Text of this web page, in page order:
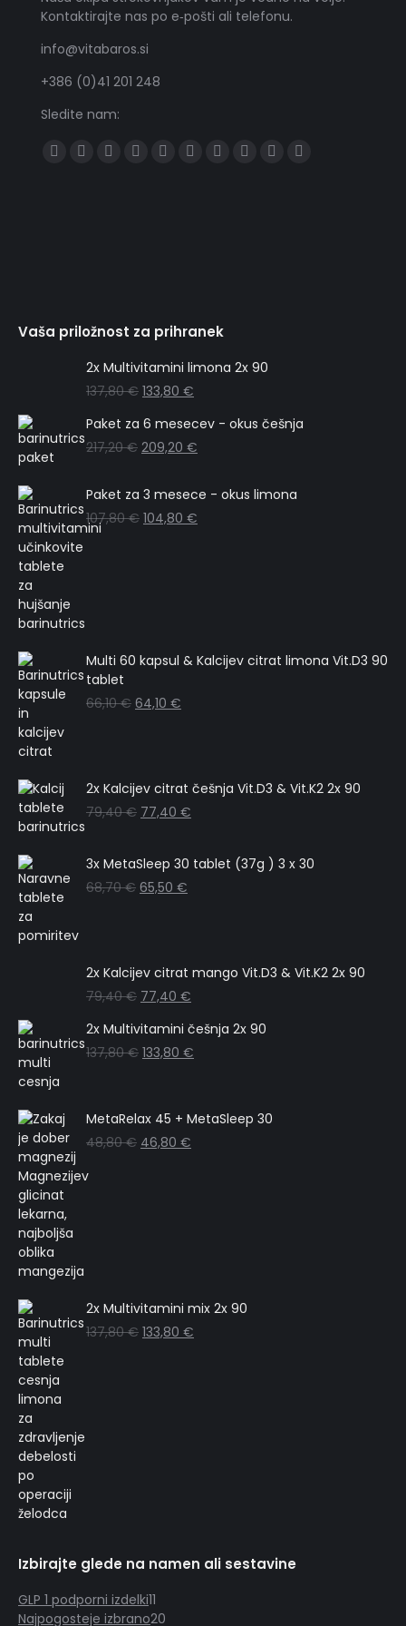
Kontaktirajte nas po e‑pošti ali telefonu.
info@vitabaros.si
+386 (0)41 201 248
Sledite nam:
Find us on:
Všečkajte
SlediteYouTube
SlediteTumblrSlediteSkypeSleditePišiteDelite
Vaša priložnost za prihranek
2x Multivitamini limona 2x 90
137,80€ 133,80 €
Paket za 6 mesecev - okus češnja
217,20€ 209,20 €
Paket za 3 mesece - okus limona
107,80€ 104,80 €
Multi 60 kapsul & Kalcijev citrat limona Vit.D3 90
tablet
66,10€ 64,10 €
2x Kalcijev citrat češnja Vit.D3 & Vit.K2 2x 90
79,40€ 77,40 €
3x MetaSleep 30 tablet (37g ) 3 x 30
68,70€ 65,50 €
2x Kalcijev citrat mango Vit.D3 & Vit.K2 2x 90
79,40€ 77,40 €
2x Multivitamini češnja 2x 90
137,80€ 133,80 €
MetaRelax 45 + MetaSleep 30
48,80€ 46,80 €
2x Multivitamini mix 2x 90
137,80€ 133,80 €
Izbirajte glede na namen ali sestavine
GLP 1 podporni izdelki11
izdelkov
Najpogosteje izbrano20